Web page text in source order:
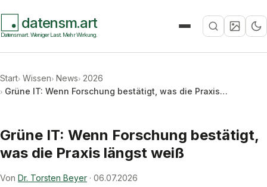
datensm.art
Datensmart. Weniger Last. Mehr Wirkung.
Suche
Start Wissen News 2026
Grüne IT: Wenn Forschung bestätigt, was die Praxis…
Grüne IT: Wenn Forschung bestätigt,
was die Praxis längst weiß
Von Dr. Torsten Beyer · 06.07.2026